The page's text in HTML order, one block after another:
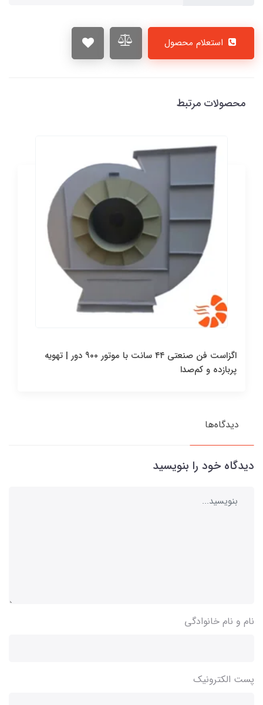
محصولات مرتبط
اگزاست فن صنعتی ۴۴ سانت با موتور ۹۰۰ دور | تهویه
پربازده و کم‌صدا
دیدگاه‌ها
دیدگاه خود را بنویسید
نام و نام خانوادگی
پست الکترونیک